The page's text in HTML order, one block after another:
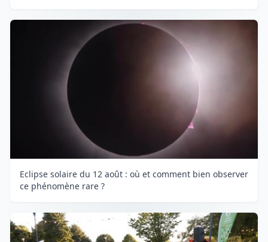
Eclipse solaire du 12 août : où et comment bien observer
ce phénomène rare ?